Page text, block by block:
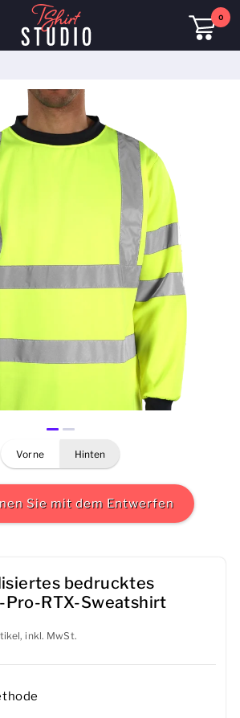
0
vorne hinten
Sie mit dem Entwerfen
bedrucktes
Pro-RTX-Sweatshirt
inkl. MwSt.